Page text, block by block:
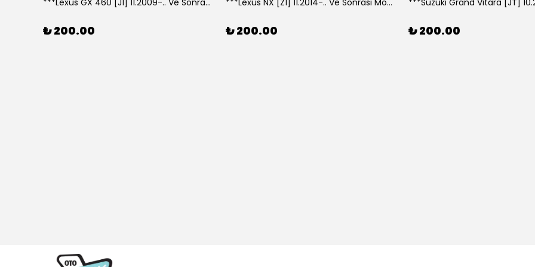
***Lexus GX 460 [J1] 11.2009-.. Ve Sonrası Model Yılları İçin Uyumlu Yeo Arka Silecek
₺ 200.00
***Lexus NX [Z1] 11.2014-.. Ve Sonrası Model Yılları İçin Uyumlu Yeo Arka Silecek
₺ 200.00 ₺ 200.00